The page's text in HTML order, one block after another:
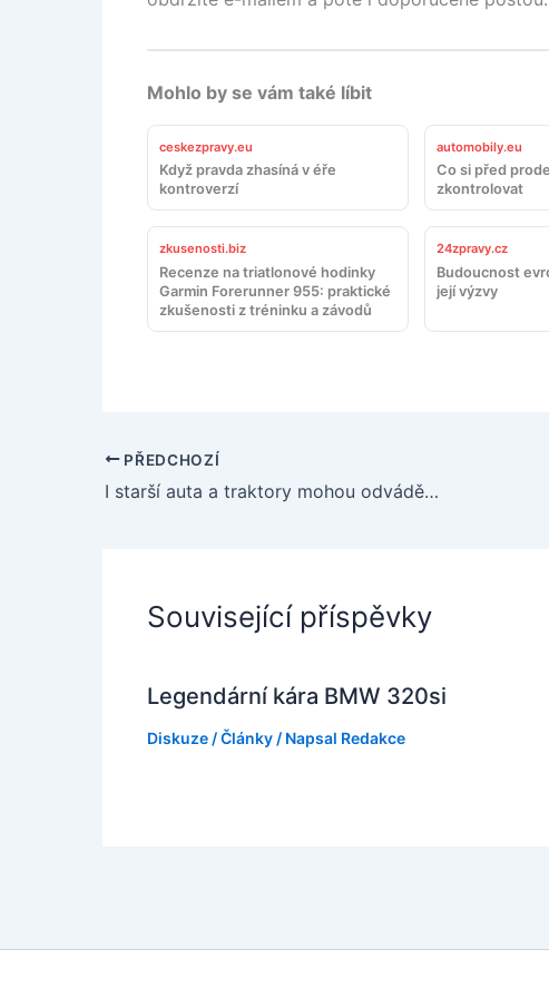
Mohlo by se vám také líbit
ceskezpravy.eu
Když pravda zhasíná v éře
kontroverzí
automobily.eu
Co si před
zkontrolovat
zkusenosti.biz
Recenze na triatlonové hodinky
Garmin Forerunner 955: praktické
zkušenosti z tréninku a závodů
24zpravy.cz
Budoucnost
její výzvy
PŘEDCHOZÍ
I starší auta a traktory mohou odvádět solidní práci
Související příspěvky
Legendární kára BMW 320si
Diskuze /Články / Napsal Redakce